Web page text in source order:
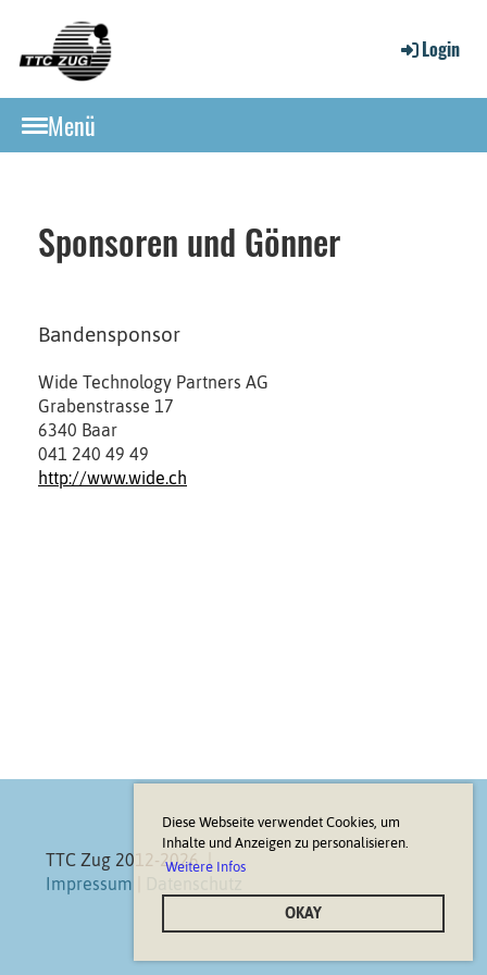
Diese Webseite verwendet Cookies, um
Inhalte und Anzeigen zu personalisieren.
Weitere Infos
OKAY
Login
Menü
Sponsoren und Gönner
Bandensponsor
Wide Technology Partners AG
Grabenstrasse 17
6340 Baar
041 240 49 49
http://www.wide.ch
TTC Zug 2012-2026 |
Impressum